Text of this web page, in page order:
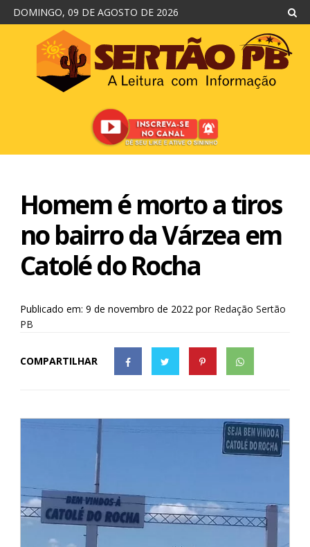
DOMINGO, 09 DE AGOSTO DE 2026
Homem é morto a tiros
no bairro da Várzea em
Catolé do Rocha
Publicado em: 9 de novembro de 2022 por Redação Sertão
PB
COMPARTILHAR